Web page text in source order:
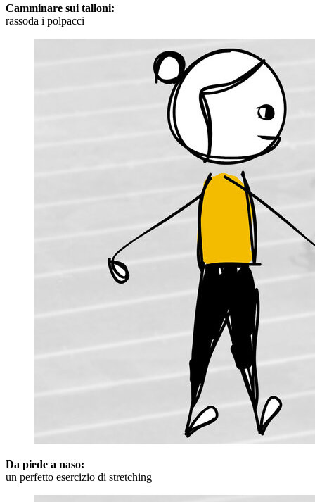
Camminare sui talloni:
rassoda i polpacci
Da piede a naso:
un perfetto esercizio di stretching